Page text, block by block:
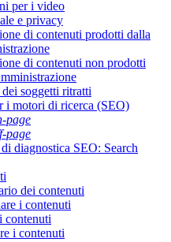
per i video
e privacy
di contenuti prodotti dalla
di contenuti non prodotti
soggetti ritratti
i motori di ricerca (SEO)
page
page
diagnostica SEO: Search
dei contenuti
i contenuti
contenuti
i contenuti